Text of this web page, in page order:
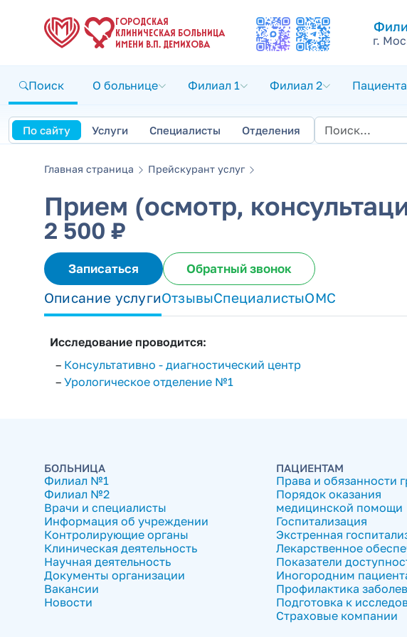
ГОРОДСКАЯ
КЛИНИЧЕСКАЯ БОЛЬНИЦА
ИМЕНИ В.П. ДЕМИХОВА
г.
Поиск О больнице Филиал 1 Филиал 2
По сайту Услуги Специалисты Отделения
Главная страница Прейскурант услуг
Прием (осмотр,
2 500 ₽
Записаться Обратный звонок
Описание услугиОтзывыСпециалистыОМС
Исследование проводится:
– Консультативно - диагностический центр
– Урологическое отделение №1
БОЛЬНИЦА
Филиал №1
Филиал №2
Врачи и специалисты
Информация об учреждении
Контролирующие органы
Клиническая деятельность
Научная деятельность
Документы организации
Вакансии
Новости
ПАЦИЕНТАМ
Права и обязанности
Порядок оказания
медицинской помощи
Госпитализация
Экстренная
Лекарственное
Показатели
Иногородним
Профилактика
Подготовка к
Страховые компании